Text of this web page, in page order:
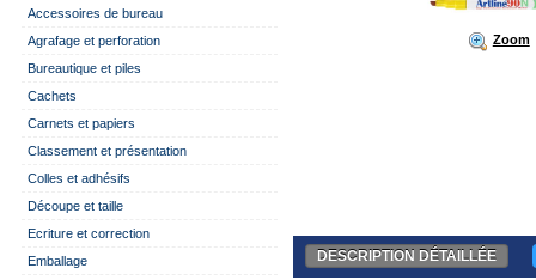
Accessoires de bureau
Agrafage et perforation
Bureautique et piles
Cachets
Carnets et papiers
Classement et présentation
Colles et adhésifs
Découpe et taille
Ecriture et correction
Emballage
Zoom
DESCRIPTION DÉTAILLÉE